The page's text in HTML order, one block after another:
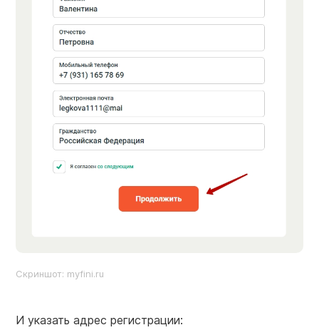
Скриншот: myfini.ru
И указать адрес регистрации: